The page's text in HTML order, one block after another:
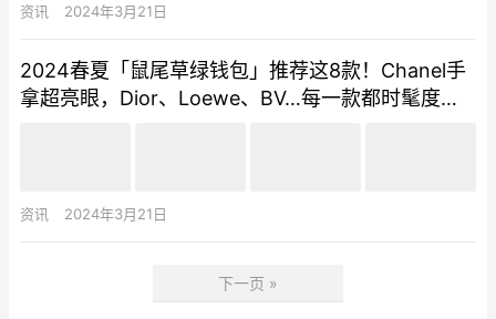
资讯 2024年3月21日
2024春夏「鼠尾草绿钱包」推荐这8款！Chanel手
拿超亮眼，Dior、Loewe、BV…每一款都时髦度爆
资讯 2024年3月21日
下一页 »